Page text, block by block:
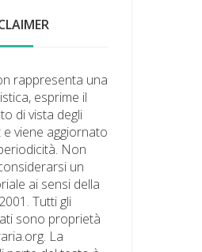
rappresenta una
esprime il
di vista degli
viene aggiornato
Non
un
ai sensi della
Tutti gli
sono proprietà
La